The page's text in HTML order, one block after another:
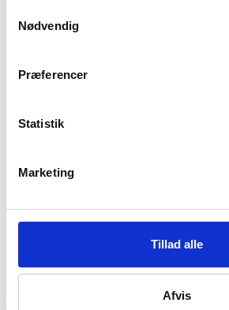
Nødvendig
Præferencer
Statistik
Marketing
Tillad alle
Afvis
Seneste artikler
Backpacking i 2026: 10